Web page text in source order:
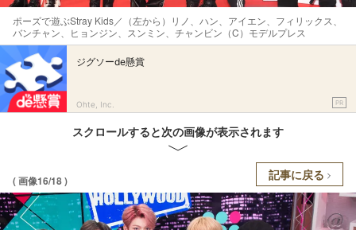
ポーズで遊ぶStray Kids／（左から）リノ、ハン、アイエン、フィリックス、
バンチャン、ヒョンジン、スンミン、チャンビン（C）モデルプレス
ジグソーde懸賞
Ohte, Inc. PR
スクロールすると次の画像が表示されます
( 画像16/18 ) 記事に戻る